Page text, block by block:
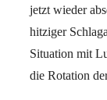
jetzt wieder
hitziger
Situation mit
die Rotation